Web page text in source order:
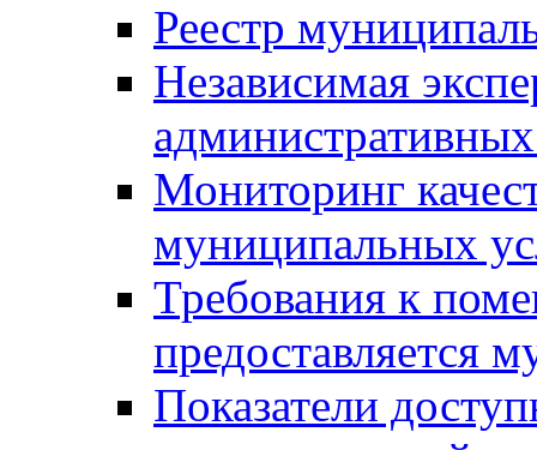
Реестр
Независимая
Мониторинг
муниципальных
Требования к
предоставляется
Показатели